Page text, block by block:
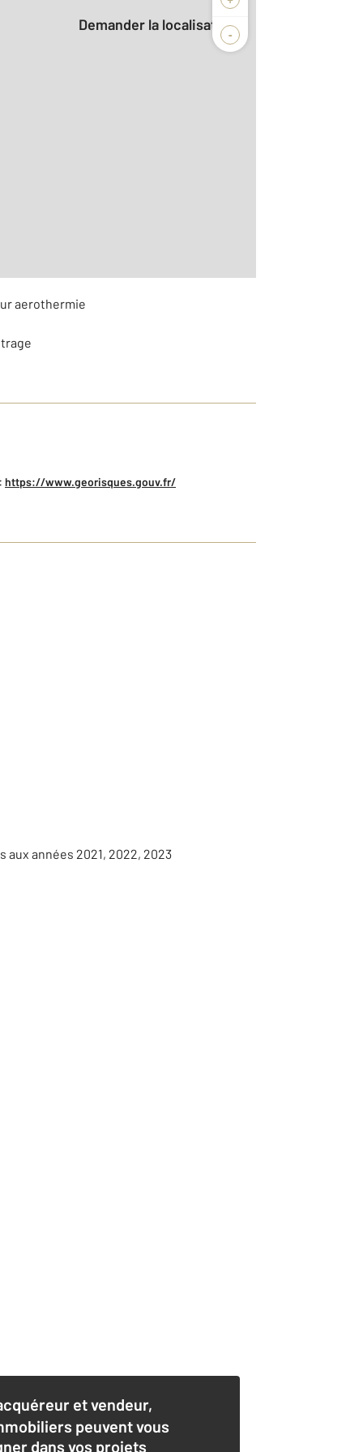
-
Demander la localisation
aerothermie
https://www.georisques.gouv.fr/
années 2021, 2022, 2023
et vendeur,
peuvent vous
dans vos projets